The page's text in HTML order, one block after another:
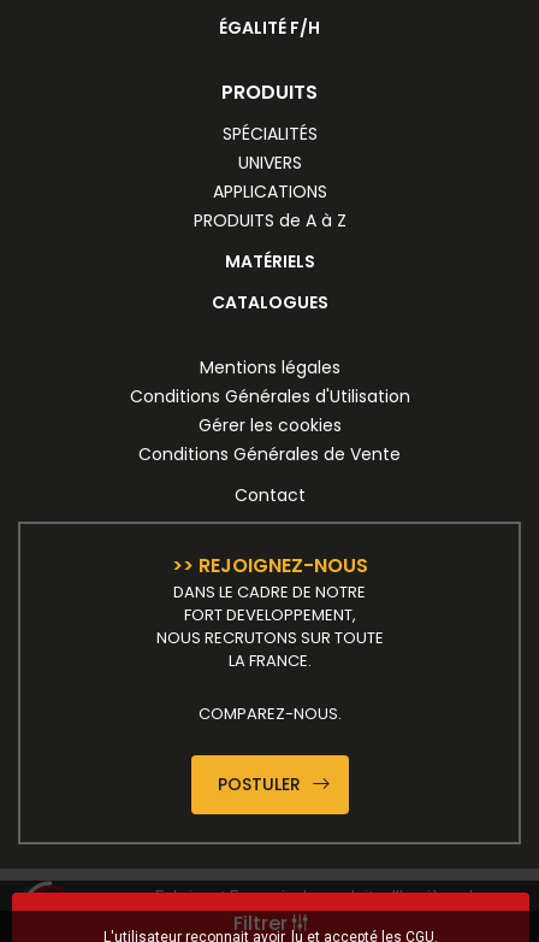
Filtrer
ÉGALITÉ F/H
PRODUITS
SPÉCIALITÉS
UNIVERS
APPLICATIONS
PRODUITS de A à Z
MATÉRIELS
CATALOGUES
Mentions légales
Conditions Générales d'Utilisation
Gérer les cookies
Conditions Générales de Vente
Contact
>> REJOIGNEZ-NOUS
DANS LE CADRE DE NOTRE
FORT DEVELOPPEMENT,
NOUS RECRUTONS SUR TOUTE
LA FRANCE.
COMPAREZ-NOUS.
POSTULER
Fabricant Français de produits d'hygiène de
maintenance et d'entretien
L'utilisateur reconnait avoir lu et accepté les CGU.